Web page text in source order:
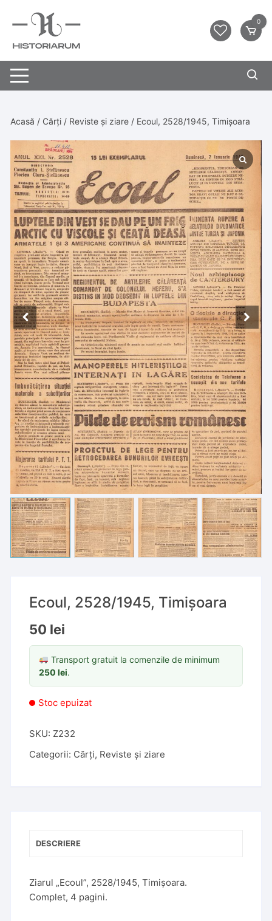
0
Acasă / Cărți / Reviste și ziare / Ecoul, 2528/1945, Timișoara
Ecoul, 2528/1945, Timișoara
50 lei
Transport gratuit la comenzile de minimum
250lei.
Stoc epuizat
SKU: Z232
Categorii: Cărți, Reviste și ziare
DESCRIERE
Ziarul „Ecoul”, 2528/1945, Timișoara.
Complet, 4 pagini.